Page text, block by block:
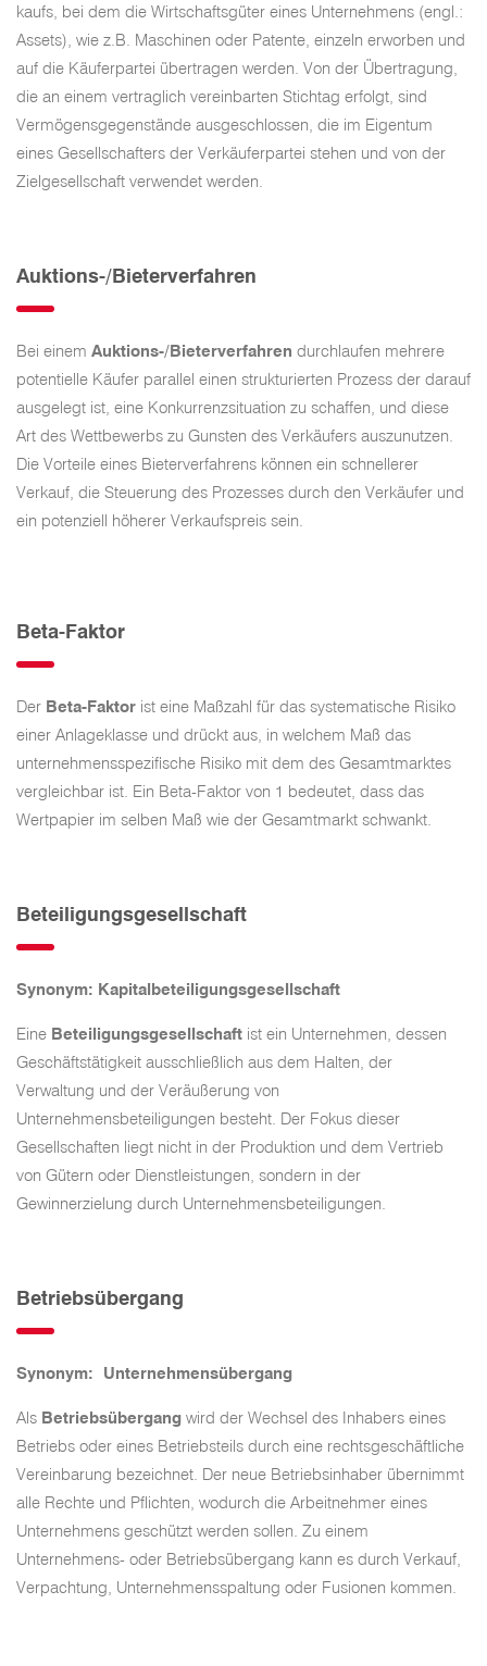
kaufs, bei dem die Wirtschaftsgüter eines Unternehmens (engl.:
Assets), wie z.B. Maschinen oder Patente, einzeln erworben und
auf die Käuferpartei übertragen werden. Von der Übertragung,
die an einem vertraglich vereinbarten Stichtag erfolgt, sind
Vermögensgegenstände ausgeschlossen, die im Eigentum
eines Gesellschafters der Verkäuferpartei stehen und von der
Zielgesellschaft verwendet werden.
Auktions-/Bieterverfahren
Bei einem Auktions-/Bieterverfahren durchlaufen mehrere
potentielle Käufer parallel einen strukturierten Prozess der darauf
ausgelegt ist, eine Konkurrenzsituation zu schaffen, und diese
Art des Wettbewerbs zu Gunsten des Verkäufers auszunutzen.
Die Vorteile eines Bieterverfahrens können ein schnellerer
Verkauf, die Steuerung des Prozesses durch den Verkäufer und
ein potenziell höherer Verkaufspreis sein.
Beta-Faktor
Der Beta-Faktor ist eine Maßzahl für das systematische Risiko
einer Anlageklasse und drückt aus, in welchem Maß das
unternehmensspezifische Risiko mit dem des Gesamtmarktes
vergleichbar ist. Ein Beta-Faktor von 1 bedeutet, dass das
Wertpapier im selben Maß wie der Gesamtmarkt schwankt.
Beteiligungsgesellschaft
Synonym: Kapitalbeteiligungsgesellschaft
Eine Beteiligungsgesellschaft ist ein Unternehmen, dessen
Geschäftstätigkeit ausschließlich aus dem Halten, der
Verwaltung und der Veräußerung von
Unternehmensbeteiligungen besteht. Der Fokus dieser
Gesellschaften liegt nicht in der Produktion und dem Vertrieb
von Gütern oder Dienstleistungen, sondern in der
Gewinnerzielung durch Unternehmensbeteiligungen.
Betriebsübergang
Synonym: Unternehmensübergang
Als Betriebsübergang wird der Wechsel des Inhabers eines
Betriebs oder eines Betriebsteils durch eine rechtsgeschäftliche
Vereinbarung bezeichnet. Der neue Betriebsinhaber übernimmt
alle Rechte und Pflichten, wodurch die Arbeitnehmer eines
Unternehmens geschützt werden sollen. Zu einem
Unternehmens- oder Betriebsübergang kann es durch Verkauf,
Verpachtung, Unternehmensspaltung oder Fusionen kommen.